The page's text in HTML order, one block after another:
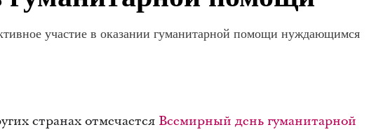
участие в оказании гуманитарной помощи нуждающимся
странах отмечается Всемирный день гуманитарной